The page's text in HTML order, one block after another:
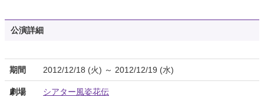
公演詳細
期間 2012/12/18 (火) ～ 2012/12/19 (水)
劇場 シアター風姿花伝